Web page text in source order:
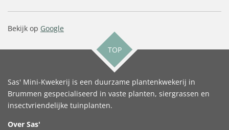
Bekijk op Google
TOP
Sas' Mini-Kwekerij is een duurzame plantenkwekerij in
Brummen gespecialiseerd in vaste planten, siergrassen en
insectvriendelijke tuinplanten.
Over Sas'